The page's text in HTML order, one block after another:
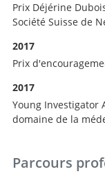
Prix Déjérine
Société Suisse de
2017
Prix
2017
Young Investigator
domaine de la
Parcours